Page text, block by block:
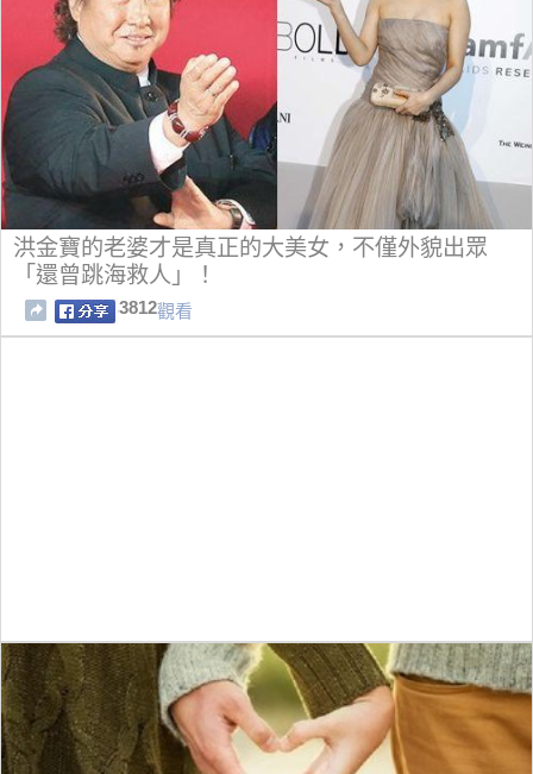
洪金寶的老婆才是真正的大美女，不僅外貌出眾
「還曾跳海救人」！
3812觀看